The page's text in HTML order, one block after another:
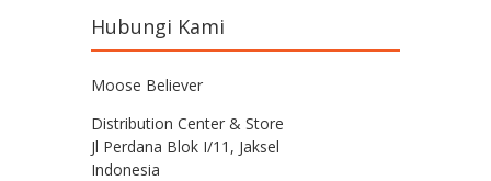
Hubungi Kami
Moose Believer
Distribution Center & Store
Jl Perdana Blok I/11, Jaksel
Indonesia